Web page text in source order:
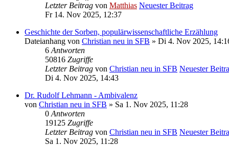
Letzter Beitrag von Matthias Neuester Beitrag
Fr 14. Nov 2025, 12:37
Geschichte der Sorben, populärwissenschaftliche Erzählung
Dateianhang von Christian neu in SFB » Di 4. Nov 2025,
6 Antworten
50816 Zugriffe
Letzter Beitrag von Christian neu in SFB Neuester
Di 4. Nov 2025, 14:43
Dr. Rudolf Lehmann - Ambivalenz
von Christian neu in SFB » Sa 1. Nov 2025, 11:28
0 Antworten
19125 Zugriffe
Letzter Beitrag von Christian neu in SFB Neuester
Sa 1. Nov 2025, 11:28